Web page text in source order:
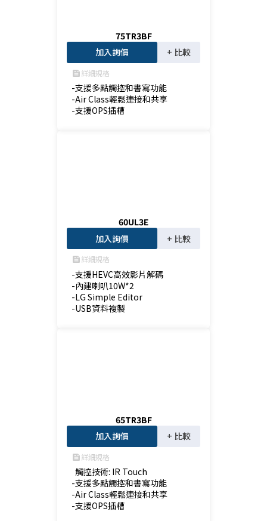
75TR3BF
加入詢價
+ 比較
feed詳細規格
-支援多點觸控和書寫功能
-Air Class輕鬆連接和共享
-支援OPS插槽
60UL3E
加入詢價
+ 比較
feed詳細規格
-支援HEVC高效影片解碼
-內建喇叭10W*2
-LG Simple Editor
-USB資料複製
65TR3BF
加入詢價
+ 比較
feed詳細規格
  觸控技術: IR Touch
-支援多點觸控和書寫功能
-Air Class輕鬆連接和共享
-支援OPS插槽